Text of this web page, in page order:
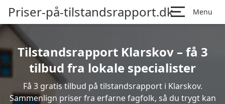
Priser-på-tilstandsrapport.dk Menu
Tilstandsrapport Klarskov – få 3
tilbud fra lokale specialister
Få 3 gratis tilbud på tilstandsrapport i Klarskov.
Sammenlign priser fra erfarne fagfolk, så du trygt kan